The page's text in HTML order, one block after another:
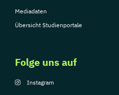
Mediadaten
Übersicht Studienportale
Folge uns auf
Instagram